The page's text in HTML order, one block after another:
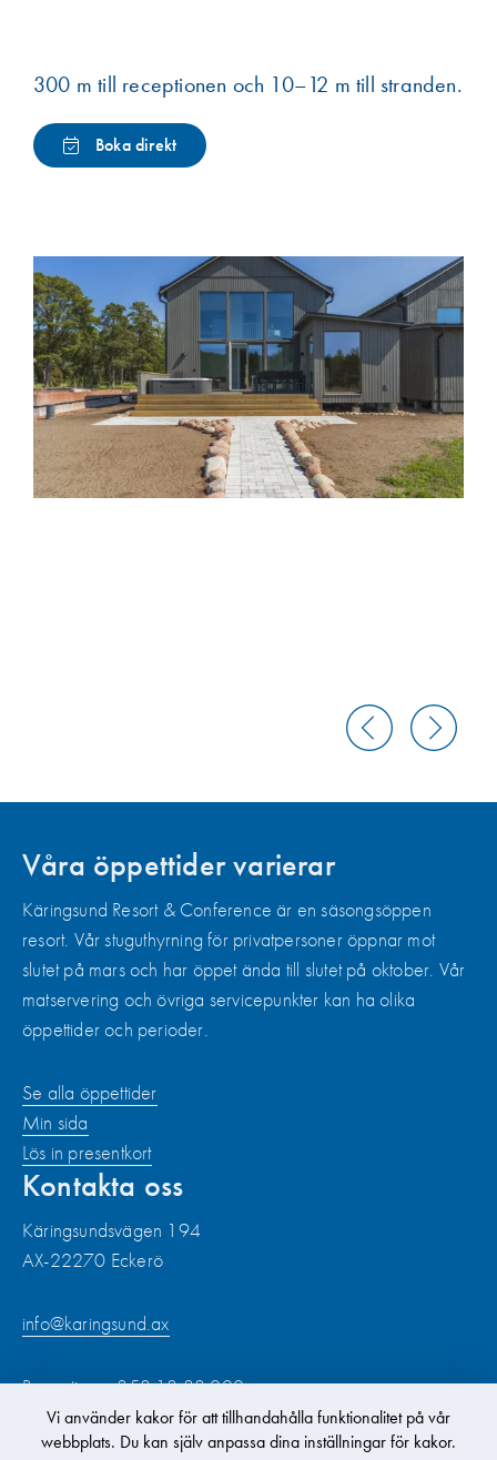
300 m till receptionen och 10–12 m till stranden.
Boka direkt
Våra öppettider varierar
Käringsund Resort & Conference är en säsongsöppen
resort. Vår stuguthyrning för privatpersoner öppnar mot
slutet på mars och har öppet ända till slutet på oktober. Vår
matservering och övriga servicepunkter kan ha olika
öppettider och perioder.
Se alla öppettider
Min sida
Lös in presentkort
Kontakta oss
Käringsundsvägen 194
AX-22270 Eckerö
info@karingsund.ax
Reception:+358 18 38 000
Café & pizzeria:+358 18 38 620
Häng med!
Vi använder kakor för att tillhandahålla funktionalitet på vår
webbplats. Du kan själv anpassa dina inställningar för kakor.